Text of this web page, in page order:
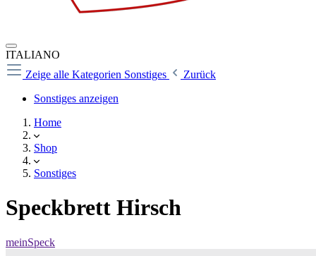
ITALIANO
Zeige alle Kategorien Sonstiges
Zurück
Sonstiges anzeigen
Home
Shop
Sonstiges
Speckbrett Hirsch
meinSpeck